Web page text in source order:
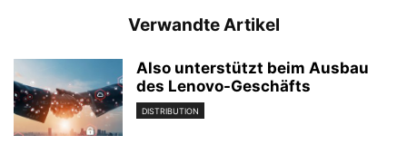
Verwandte Artikel
Also unterstützt beim Ausbau
des Lenovo-Geschäfts
DISTRIBUTION